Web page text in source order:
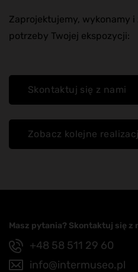
Zaprojektujemy, wykonamy
potrzeby Twojej ekspozycji:
Skontaktuj się z nami
Zobacz kolejne
Masz pytania? Skontaktuj się z
+48 58 511 29 60
info@intermuseo.pl